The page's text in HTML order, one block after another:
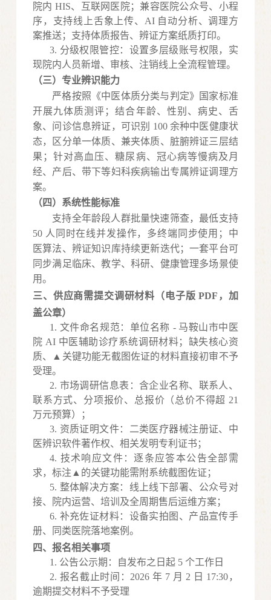
院内 HIS、互联网医院；兼容医院公众号、小程
序，支持线上舌象上传、AI 自动分析、调理方
案推送；支持体质报告、辨证方案纸质打印。
3. 分级权限管控：设置多层级账号权限，实
现院内人员新增、审核、注销线上全流程管理。
（三）专业辨识能力
严格按照《中医体质分类与判定》国家标准
开展九体质测评；结合年龄、性别、病史、舌
象、问诊信息辨证，可识别 100 余种中医健康状
态，区分单一体质、兼夹体质、脏腑辨证三层结
果；针对高血压、糖尿病、冠心病等慢病及月
经、产后、带下等妇科疾病输出专属辨证调理方
案。
（四）系统性能标准
支持全年龄段人群批量快速筛查，最低支持
50 人同时在线并发操作，多终端同步使用；中
医算法、辨证知识库持续更新迭代；一套平台可
同步满足临床、教学、科研、健康管理多场景使
用。
三、供应商需提交调研材料（电子版 PDF ， 加
盖公章）
1. 文件命名规范：单位名称 - 马鞍山市中医
院 AI 中医辅助诊疗系统调研材料；缺失核心资
质、▲关键功能无截图佐证的材料直接初审不予
受理。
2. 市场调研信息表：含企业名称、联系人、
联系方式、分项报价、总报价（总价不得超 21
万元预算）；
3. 资质证明文件：二类医疗器械注册证、中
医辨识软件著作权、相关发明专利证书；
4. 技术响应文件：逐条应答本公告全部需
求，标注 ▲的关键功能需附系统截图佐证；
5. 整体解决方案：线上线下部署、公众号对
接、院内运营、培训及全周期售后运维方案；
6. 补充佐证材料：设备实拍图、产品宣传手
册、同类医院落地案例。
四、报名相关事项
1. 公告公示期：自发布之日起 5 个工作日
2. 报名截止时间：2026 年 7 月 2 日 17:30，
逾期提交材料不予受理